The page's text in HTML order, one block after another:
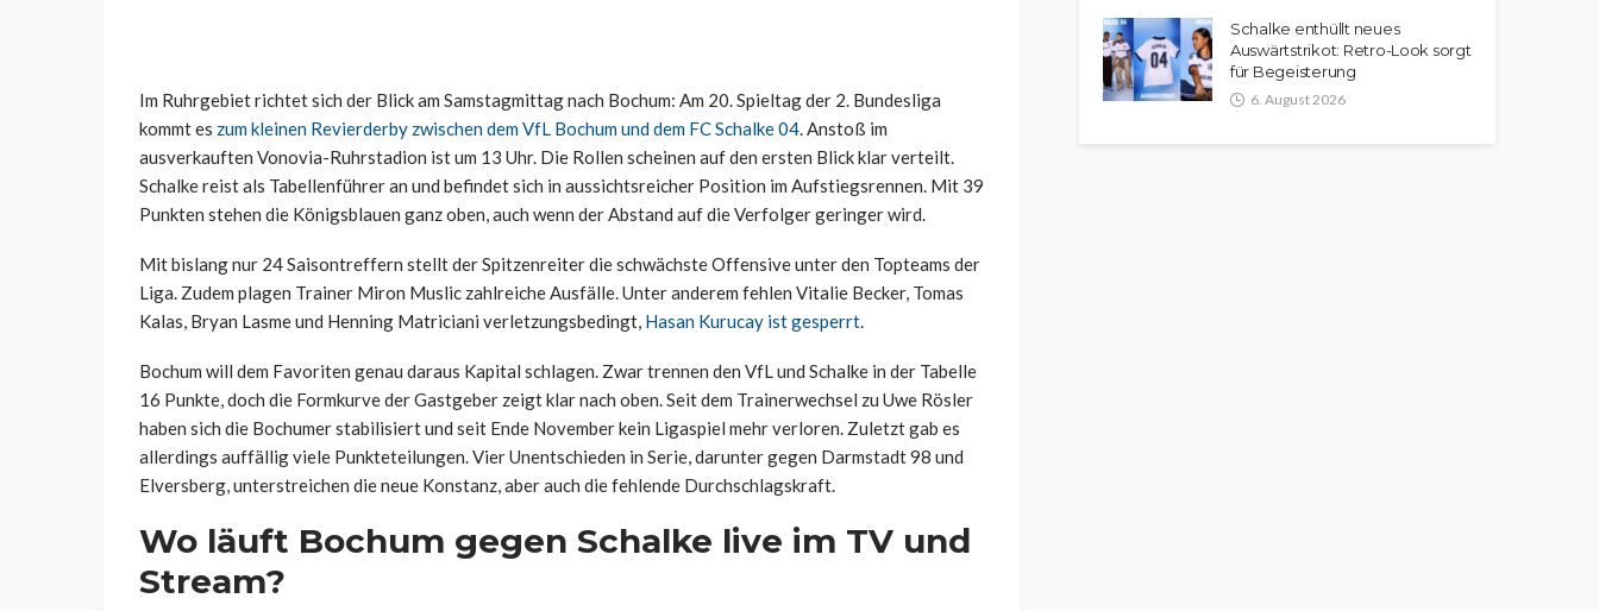
Im Ruhrgebiet richtet sich der Blick am Samstagmittag nach Bochum: Am 20. Spieltag der 2. Bundesliga
kommt es zum kleinen Revierderby zwischen dem VfL Bochum und dem FC Schalke 04. Anstoß im
ausverkauften Vonovia-Ruhrstadion ist um 13 Uhr. Die Rollen scheinen auf den ersten Blick klar verteilt.
Schalke reist als Tabellenführer an und befindet sich in aussichtsreicher Position im Aufstiegsrennen. Mit 39
Punkten stehen die Königsblauen ganz oben, auch wenn der Abstand auf die Verfolger geringer wird.
Mit bislang nur 24 Saisontreffern stellt der Spitzenreiter die schwächste Offensive unter den Topteams der
Liga. Zudem plagen Trainer Miron Muslic zahlreiche Ausfälle. Unter anderem fehlen Vitalie Becker, Tomas
Kalas, Bryan Lasme und Henning Matriciani verletzungsbedingt, Hasan Kurucay ist gesperrt.
Bochum will dem Favoriten genau daraus Kapital schlagen. Zwar trennen den VfL und Schalke in der Tabelle
16 Punkte, doch die Formkurve der Gastgeber zeigt klar nach oben. Seit dem Trainerwechsel zu Uwe Rösler
haben sich die Bochumer stabilisiert und seit Ende November kein Ligaspiel mehr verloren. Zuletzt gab es
allerdings auffällig viele Punkteteilungen. Vier Unentschieden in Serie, darunter gegen Darmstadt 98 und
Elversberg, unterstreichen die neue Konstanz, aber auch die fehlende Durchschlagskraft.
Wo läuft Bochum gegen Schalke live im TV und
Stream?
Schalke enthüllt neues
Auswärtstrikot: Retro-Look sorgt
für Begeisterung
6. August 2026